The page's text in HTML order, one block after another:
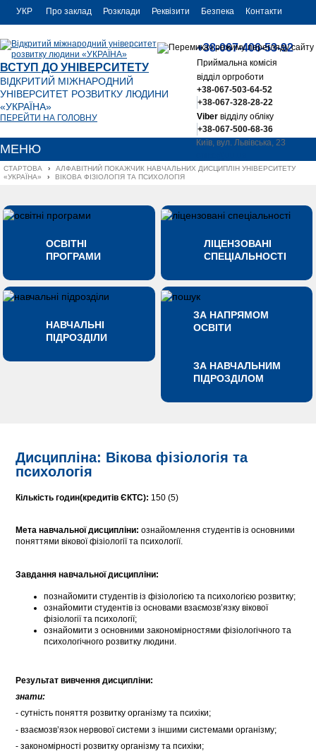
УКР
ENG
Про заклад Розклади Реквізити Безпека Контакти
ВСТУП ДО УНІВЕРСИТЕТУ
ВІДКРИТИЙ МІЖНАРОДНИЙ
УНІВЕРСИТЕТ РОЗВИТКУ ЛЮДИНИ
«УКРАЇНА»
ПЕРЕЙТИ НА ГОЛОВНУ
+38-067-406-53-92
Приймальна комісія
відділ оргроботи
+38-067-503-64-52
+38-067-328-28-22
Viberвідділу обліку
+38-067-500-68-36
Київ, вул. Львівська, 23
МЕНЮ
СТАРТОВА ›
АЛФАВІТНИЙ ПОКАЖЧИК НАВЧАЛЬНИХ ДИСЦИПЛІН УНІВЕРСИТЕТУ
«УКРАЇНА»
› ВІКОВА ФІЗІОЛОГІЯ ТА ПСИХОЛОГІЯ
ОСВІТНІ
ПРОГРАМИ
ЛІЦЕНЗОВАНІ
СПЕЦІАЛЬНОСТІ
НАВЧАЛЬНІ
ПІДРОЗДІЛИ
ЗА НАПРЯМОМ
ОСВІТИ
ЗА НАВЧАЛЬНИМ
ПІДРОЗДІЛОМ
Дисципліна: Вікова фізіологія та
психологія
Кількість годин(кредитів ЄКТС): 150 (5)
Мета навчальної дисципліни:ознайомлення студентів із основними
поняттями вікової фізіології та психології.
Завдання навчальної дисципліни:
познайомити студентів із фізіологією та психологією розвитку;
ознайомити студентів із основами взаємозв’язку вікової
фізіології та психології;
ознайомити з основними закономірностями фізіологічного та
психологічного розвитку людини.
Результат вивчення дисципліни:
знати:
- сутність поняття розвитку організму та психіки;
- взаємозв’язок нервової системи з іншими системами організму;
- закономірності розвитку організму та психіки;